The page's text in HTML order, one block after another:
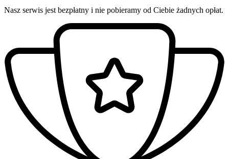
Nasz serwis jest bezpłatny i nie pobieramy od Ciebie żadnych opłat.